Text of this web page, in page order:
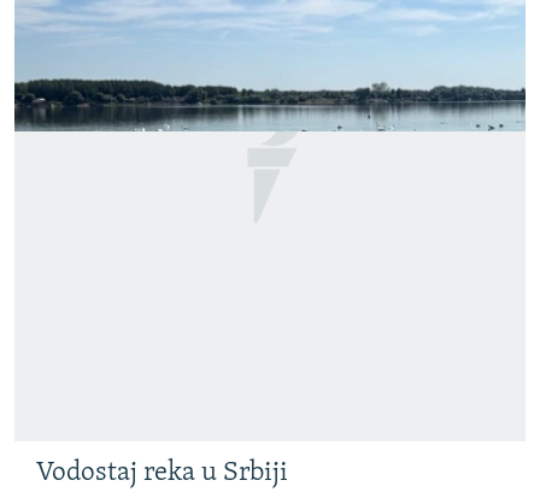
Vodostaj reka u Srbiji